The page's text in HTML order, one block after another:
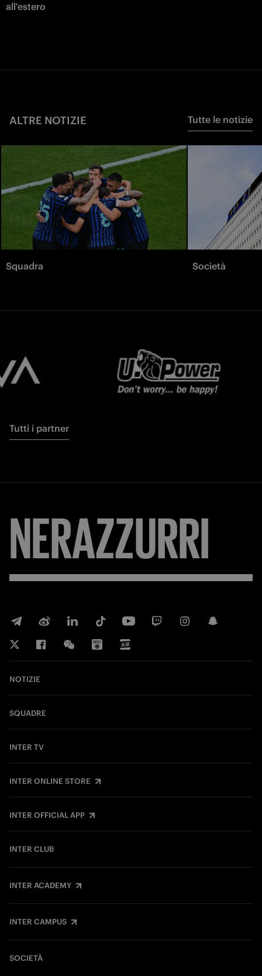
all'estero
ALTRE NOTIZIE Tutte le notizie
Squadra Società
Tutti i partner
NERAZZURRI
NOTIZIE
SQUADRE
INTER TV
INTER ONLINE STORE
INTER OFFICIAL APP
INTER CLUB
INTER ACADEMY
INTER CAMPUS
SOCIETÀ